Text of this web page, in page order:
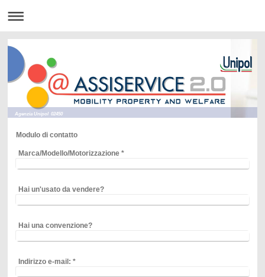
Agenzia Unipol 02450
Modulo di contatto
Marca/Modello/Motorizzazione*
Hai un'usato da vendere?
Hai una convenzione?
Indirizzo e-mail: *